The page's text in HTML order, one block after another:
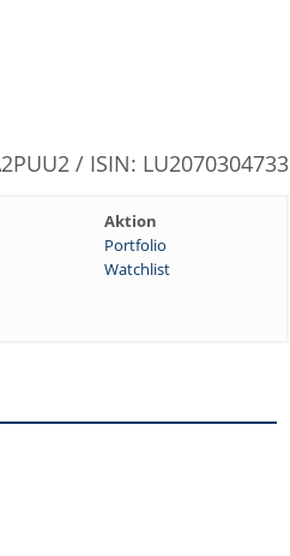
/ ISIN: LU2070304733
Aktion
Portfolio
Watchlist